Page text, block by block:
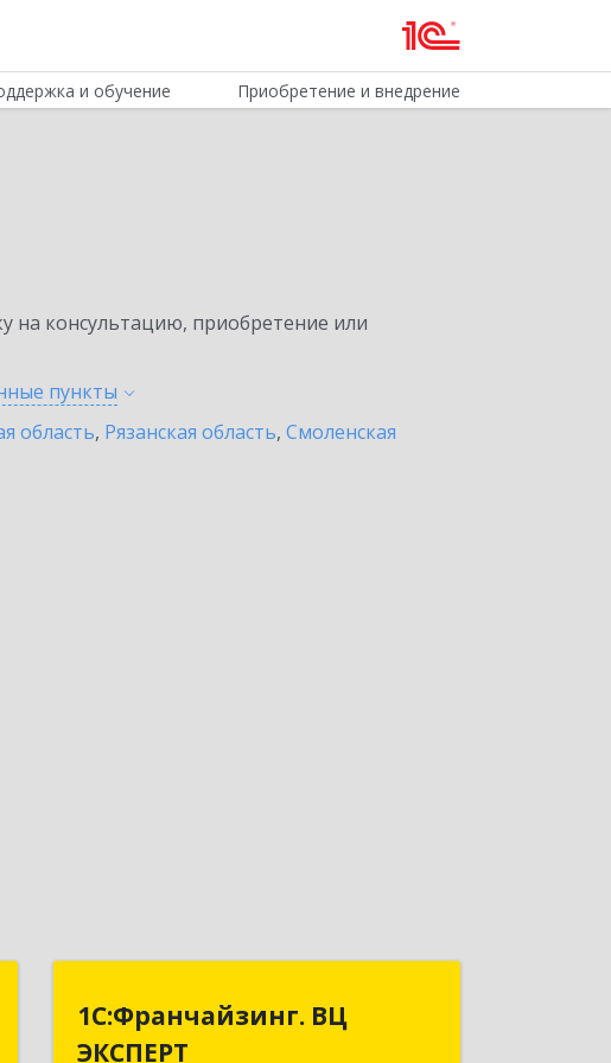
и обучение Приобретение и внедрение
на консультацию, приобретение или
пункты
область, Рязанская область, Смоленская
1С:Франчайзинг. ВЦ
ЭКСПЕРТ
1С:Франчайзинг. ВЦ
ЭКСПЕРТ